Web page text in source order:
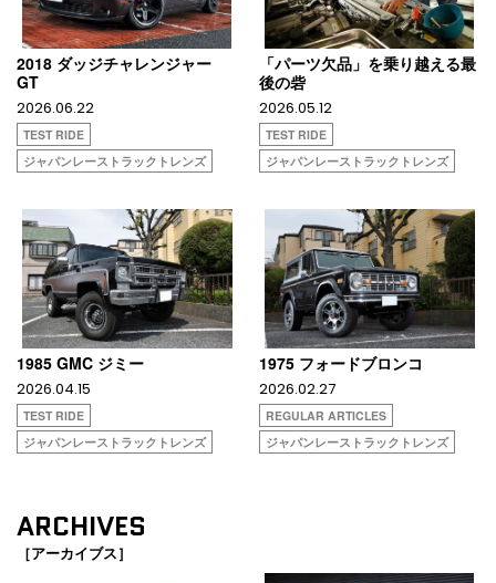
2018 ダッジチャレンジャー
GT
2026.06.22
TEST RIDE
ジャパンレーストラックトレンズ
「パーツ欠品」を乗り越える最
後の砦
2026.05.12
TEST RIDE
ジャパンレーストラックトレンズ
1985 GMC ジミー
2026.04.15
TEST RIDE
ジャパンレーストラックトレンズ
1975 フォードブロンコ
2026.02.27
REGULAR ARTICLES
ジャパンレーストラックトレンズ
ARCHIVES
［アーカイブス］